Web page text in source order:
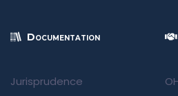
Documentation
Jurisprudence